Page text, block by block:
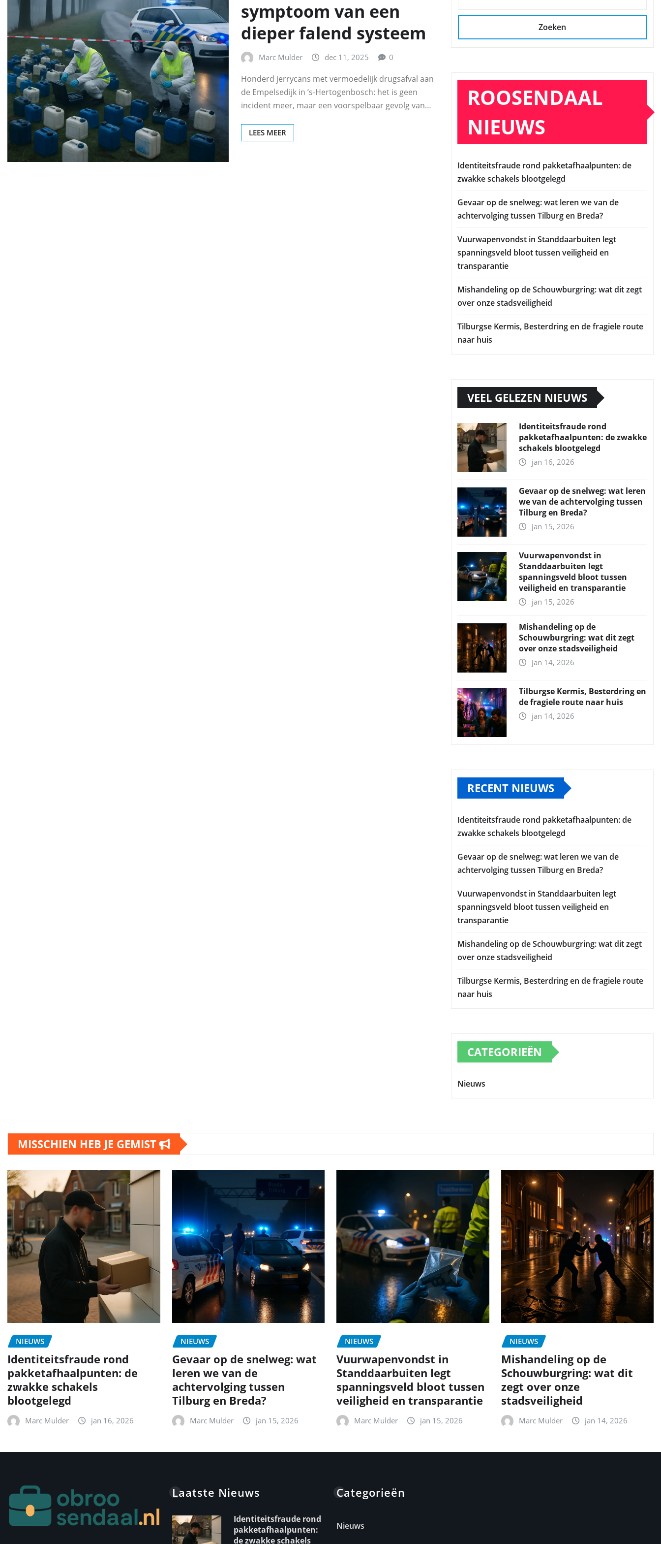
symptoom van een
dieper falend systeem
Marc Mulder dec 11, 2025 0
Honderd jerrycans met vermoedelijk drugsafval aan
de Empelsedijk in ’s‑Hertogenbosch: het is geen
incident meer, maar een voorspelbaar gevolg van…
LEES MEER
Zoeken
ROOSENDAAL
NIEUWS
Identiteitsfraude rond pakketafhaalpunten: de
zwakke schakels blootgelegd
Gevaar op de snelweg: wat leren we van de
achtervolging tussen Tilburg en Breda?
Vuurwapenvondst in Standdaarbuiten legt
spanningsveld bloot tussen veiligheid en
transparantie
Mishandeling op de Schouwburgring: wat dit zegt
over onze stadsveiligheid
Tilburgse Kermis, Besterdring en de fragiele route
naar huis
VEEL GELEZEN NIEUWS
Identiteitsfraude rond
pakketafhaalpunten: de zwakke
schakels blootgelegd
jan 16, 2026
Gevaar op de snelweg: wat leren
we van de achtervolging tussen
Tilburg en Breda?
jan 15, 2026
Vuurwapenvondst in
Standdaarbuiten legt
spanningsveld bloot tussen
veiligheid en transparantie
jan 15, 2026
Mishandeling op de
Schouwburgring: wat dit zegt
over onze stadsveiligheid
jan 14, 2026
Tilburgse Kermis, Besterdring en
de fragiele route naar huis
jan 14, 2026
RECENT NIEUWS
Identiteitsfraude rond pakketafhaalpunten: de
zwakke schakels blootgelegd
Gevaar op de snelweg: wat leren we van de
achtervolging tussen Tilburg en Breda?
Vuurwapenvondst in Standdaarbuiten legt
spanningsveld bloot tussen veiligheid en
transparantie
Mishandeling op de Schouwburgring: wat dit zegt
over onze stadsveiligheid
Tilburgse Kermis, Besterdring en de fragiele route
naar huis
CATEGORIEËN
Nieuws
MISSCHIEN HEB JE GEMIST
NIEUWS
Identiteitsfraude rond
pakketafhaalpunten: de
zwakke schakels
blootgelegd
Marc Mulder jan 16, 2026
NIEUWS
Gevaar op de snelweg: wat
leren we van de
achtervolging tussen
Tilburg en Breda?
Marc Mulder jan 15, 2026
NIEUWS
Vuurwapenvondst in
Standdaarbuiten legt
spanningsveld bloot tussen
veiligheid en transparantie
Marc Mulder jan 15, 2026
NIEUWS
Mishandeling op de
Schouwburgring: wat dit
zegt over onze
stadsveiligheid
Marc Mulder jan 14, 2026
Laatste Nieuws
Identiteitsfraude rond
pakketafhaalpunten:
de zwakke schakels
Categorieën
Nieuws